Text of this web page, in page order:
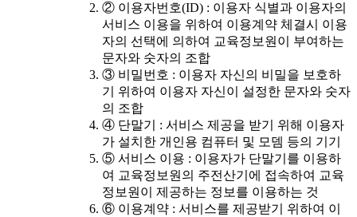
② 이용자번호(ID) : 이용자 식별과 이용자의
서비스 이용을 위하여 이용계약 체결시 이용
자의 선택에 의하여 교육정보원이 부여하는
문자와 숫자의 조합
③ 비밀번호 : 이용자 자신의 비밀을 보호하
기 위하여 이용자 자신이 설정한 문자와 숫자
의 조합
④ 단말기 : 서비스 제공을 받기 위해 이용자
가 설치한 개인용 컴퓨터 및 모뎀 등의 기기
⑤ 서비스 이용 : 이용자가 단말기를 이용하
여 교육정보원의 주전산기에 접속하여 교육
정보원이 제공하는 정보를 이용하는 것
⑥ 이용계약 : 서비스를 제공받기 위하여 이